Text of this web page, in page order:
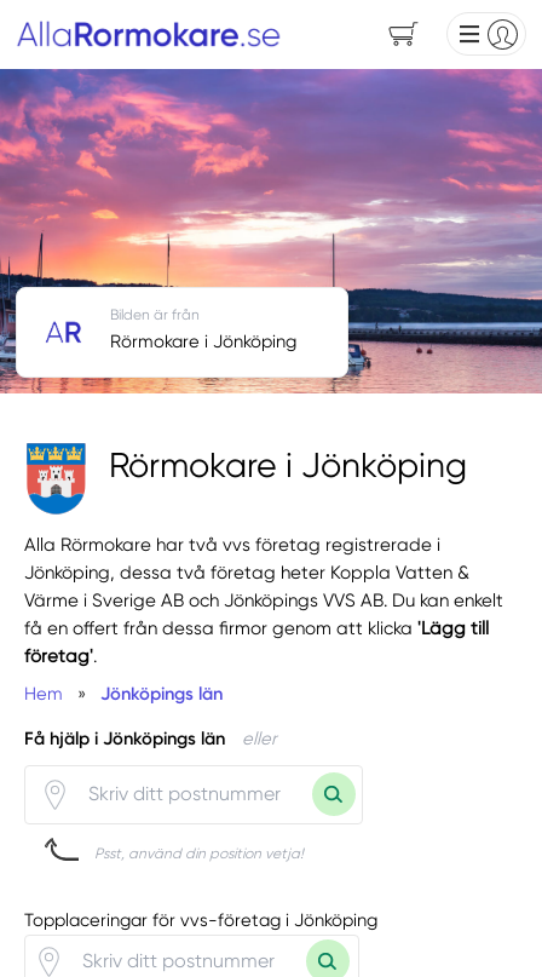
Rörmokare i Jönköping
Alla Rörmokare har två vvs företag registrerade i
Jönköping, dessa två företag heter Koppla Vatten &
Värme i Sverige AB och Jönköpings VVS AB. Du kan enkelt
få en offert från dessa firmor genom att klicka'Lägg till
företag'.
Hem
» Jönköpings län
Få hjälp i Jönköpings län eller
Psst, använd din position vetja!
Bilden är från
Rörmokare i Jönköping
Topplaceringar för vvs-företag i Jönköping